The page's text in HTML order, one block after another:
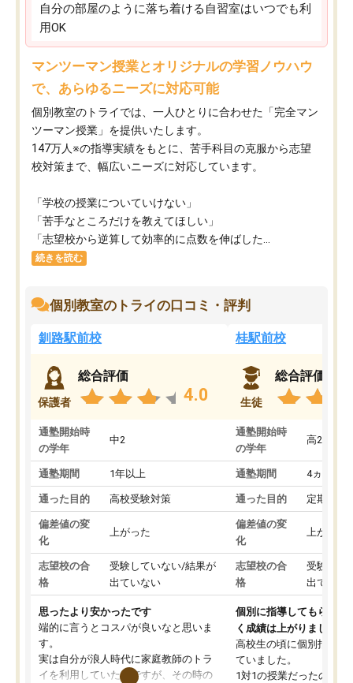
自分の部屋のように落ち着ける自習室はいつでも利
用OK
マンツーマン授業とオリジナルの学習ノウハウ
で、あらゆるニーズに対応可能
個別教室のトライでは、一人ひとりに合わせた「完全マン
ツーマン授業」を提供いたします。​
147万人※の指導実績をもとに、苦手科目の克服から志望
校対策まで、幅広いニーズに対応しています。​
「学校の授業についていけない」​
「苦手なところだけを教えてほしい」​
「志望校から逆算して効率的に点数を伸ばした...
続きを読む
個別教室のトライの口コミ・評判
釧路駅前校
保護者
総合評価
4.0
通塾開始時
の学年
中2
通塾期間 1年以上
通った目的 高校受験対策
偏差値の変
化
上がった
志望校の合
格
受験していない/結果が
出ていない
思ったより安かったです
端的に言うとコスパが良いなと思いま
す。
実は自分が浪人時代に家庭教師のトラ
イを利用していたのですが、その時の
桂駅前校
生徒
総合評価
通塾開始時
の学年
高2
通塾期間 4ヵ月～1
通った目的 定期テス
偏差値の変
化
上がった
志望校の合
格
受験して
出ていな
個別に指導してもらえる
く成績は上がりました。
高校生の頃に個別指導の
ていました。
1対1の授業だったので、